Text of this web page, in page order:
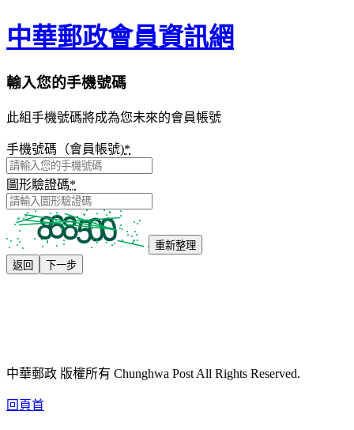
中華郵政會員資訊網
輸入您的手機號碼
此組手機號碼將成為您未來的會員帳號
手機號碼（會員帳號)*
圖形驗證碼*
重新整理
返回
下一步
中華郵政 版權所有 Chunghwa Post All Rights Reserved.
回頁首